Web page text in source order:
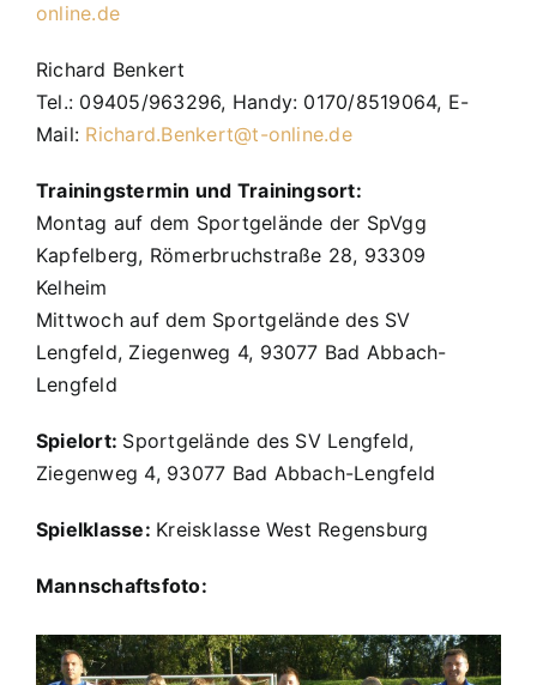
online.de
Richard Benkert
Tel.: 09405/963296, Handy: 0170/8519064, E-
Mail: Richard.Benkert@t-online.de
Trainingstermin und Trainingsort:
Montag auf dem Sportgelände der SpVgg
Kapfelberg, Römerbruchstraße 28, 93309
Kelheim
Mittwoch auf dem Sportgelände des SV
Lengfeld, Ziegenweg 4, 93077 Bad Abbach-
Lengfeld
Spielort: Sportgelände des SV Lengfeld,
Ziegenweg 4, 93077 Bad Abbach-Lengfeld
Spielklasse: Kreisklasse West Regensburg
Mannschaftsfoto: